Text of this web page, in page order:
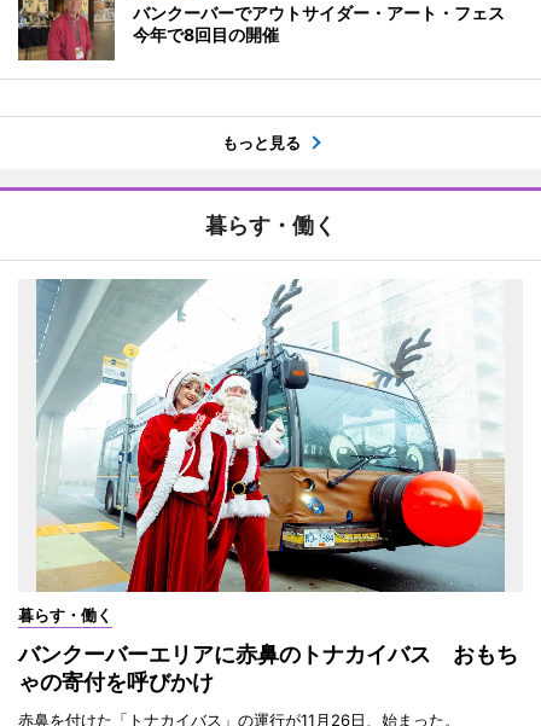
バンクーバーでアウトサイダー・アート・フェス
今年で8回目の開催
もっと見る
暮らす・働く
暮らす・働く
バンクーバーエリアに赤鼻のトナカイバス おもち
ゃの寄付を呼びかけ
赤鼻を付けた「トナカイバス」の運行が11月26日、始まった。